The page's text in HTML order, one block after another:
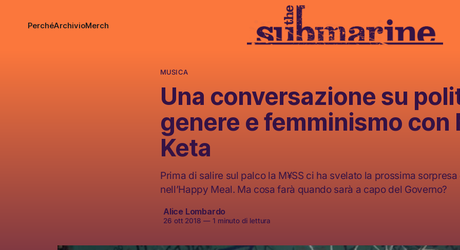
PerchéArchivioMerch
MUSICA
Una conversazione su
genere e femminismo con
Keta
Prima di salire sul palco la M¥SS ci ha svelato la prossima
nell’Happy Meal. Ma cosa farà quando sarà a capo del Governo?
Alice Lombardo
26 ott 2018 —1 minuto di lettura